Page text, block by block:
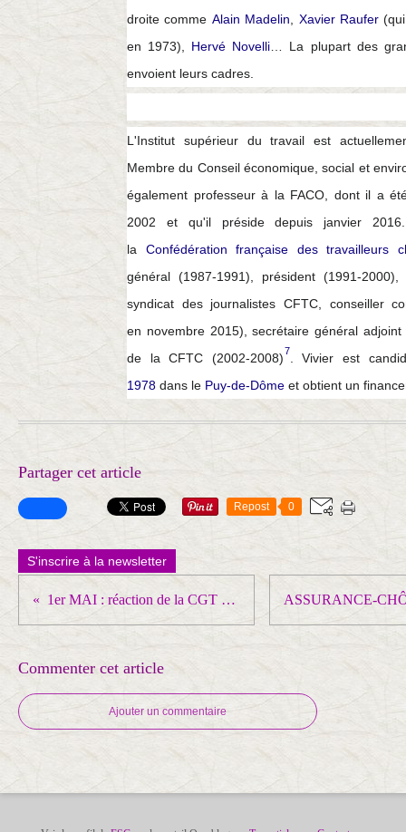
droite comme Alain Madelin Xavier Raufer
en 1973),
Hervé Novelli … La plupart des
envoient leurs cadres.
L'Institut supérieur du travail est
Membre du Conseil économique, social et
également professeur à la FACO, dont il a
2002 et qu'il préside depuis
janvier 2016
la
Confédération française des travailleurs
général (1987-1991), président (1991-
syndicat des journalistes CFTC, conseiller
en novembre 2015), secrétaire général
de la CFTC (2002-2008)7
. Vivier est
1978 dans le Puy-de-Dôme et obtient un
Partager cet article
Repost 0
S'inscrire à la newsletter
1er MAI : réaction de la CGT du Val de Marne
Commenter cet article
Ajouter un commentaire